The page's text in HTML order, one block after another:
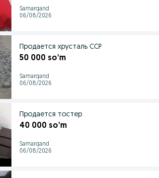
Samarqand
06/08/2026
Продается хрусталь ССР
50 000 so’m
Samarqand
06/08/2026
Продается тостер
40 000 so’m
Samarqand
06/08/2026